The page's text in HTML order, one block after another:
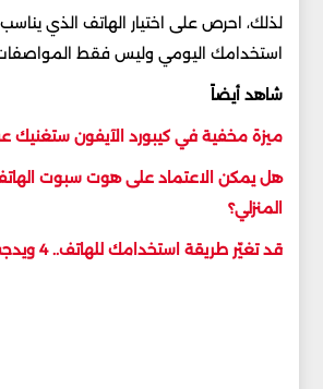
لذلك، احرص على اختيار الهاتف الذي
استخدامك اليومي وليس فقط
شاهد أيضاً
ميزة مخفية في كيبورد الآيفون ستغنيك
هل يمكن الاعتماد على هوت سبوت الهاتف
المنزلي؟
قد تغيّر طريقة استخدامك للهاتف.. 4 ويدجت خفية في آيفون